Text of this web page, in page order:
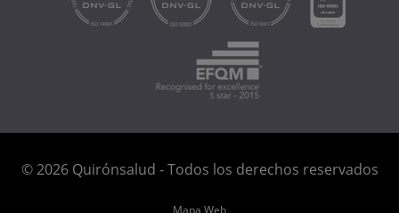
© 2026 Quirónsalud - Todos los derechos reservados
Mapa Web